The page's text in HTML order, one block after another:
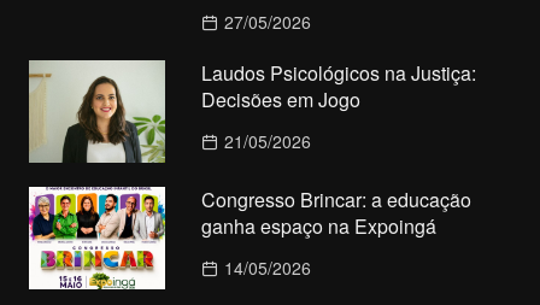
27/05/2026
Laudos Psicológicos na Justiça:
Decisões em Jogo
21/05/2026
Congresso Brincar: a educação
ganha espaço na Expoingá
14/05/2026